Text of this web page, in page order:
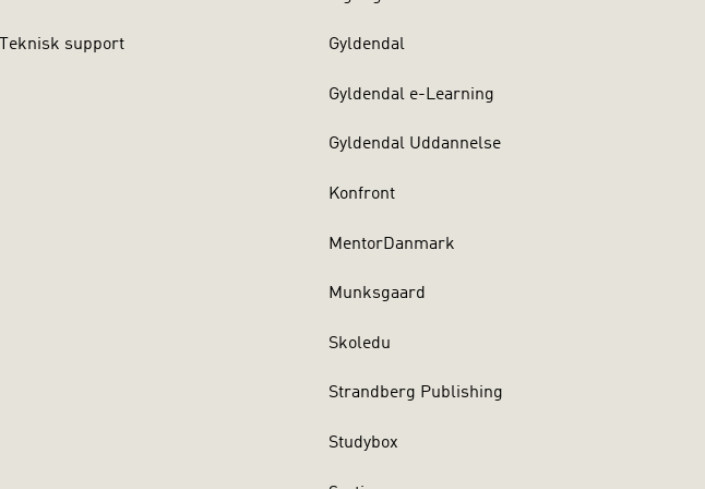
Teknisk support Gyldendal
Gyldendal e-Learning
Gyldendal Uddannelse
Konfront
MentorDanmark
Munksgaard
Skoledu
Strandberg Publishing
Studybox